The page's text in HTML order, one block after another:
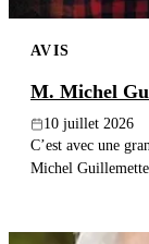
AVIS
M. Michel
10 juillet 2026
C’est avec une
Michel